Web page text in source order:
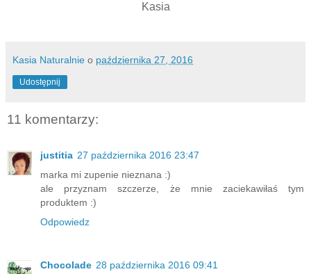
Kasia
Kasia Naturalnie o października 27, 2016
Udostępnij
11 komentarzy:
justitia 27 października 2016 23:47
marka mi zupenie nieznana :)
ale przyznam szczerze, że mnie zaciekawiłaś tym
produktem :)
Odpowiedz
Chocolade 28 października 2016 09:41